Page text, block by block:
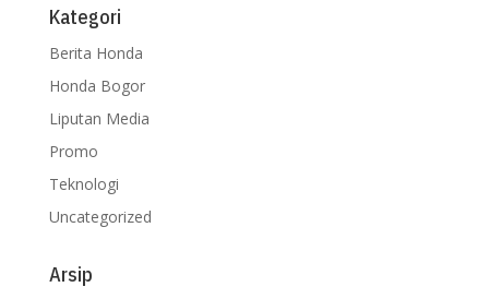
Kategori
Berita Honda
Honda Bogor
Liputan Media
Promo
Teknologi
Uncategorized
Arsip